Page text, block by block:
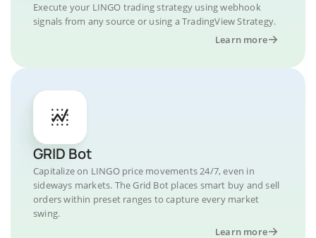
Execute your LINGO trading strategy using webhook
signals from any source or using a TradingView Strategy.
Learn more
GRID Bot
Capitalize on LINGO price movements 24/7, even in
sideways markets. The Grid Bot places smart buy and sell
orders within preset ranges to capture every market
swing.
Learn more